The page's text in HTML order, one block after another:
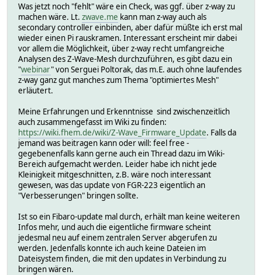
Was jetzt noch "fehlt" wäre ein Check, was ggf. über z-way zu
machen wäre. Lt. zwave.me kann man z-way auch als
secondary controller einbinden, aber dafür müßte ich erst mal
wieder einen Pi rauskramen. Interessant erscheint mir dabei
vor allem die Möglichkeit, über z-way recht umfangreiche
Analysen des Z-Wave-Mesh durchzuführen, es gibt dazu ein
"webinar" von Serguei Poltorak, das m.E. auch ohne laufendes
z-way ganz gut manches zum Thema "optimiertes Mesh"
erläutert.
Meine Erfahrungen und Erkenntnisse sind zwischenzeitlich
auch zusammengefasst im Wiki zu finden:
https://wiki.fhem.de/wiki/Z-Wave_Firmware_Update. Falls da
jemand was beitragen kann oder will: feel free -
gegebenenfalls kann gerne auch ein Thread dazu im Wiki-
Bereich aufgemacht werden. Leider habe ich nicht jede
Kleinigkeit mitgeschnitten, z.B. wäre noch interessant
gewesen, was das update von FGR-223 eigentlich an
"Verbesserungen" bringen sollte.
Ist so ein Fibaro-update mal durch, erhält man keine weiteren
Infos mehr, und auch die eigentliche firmware scheint
jedesmal neu auf einem zentralen Server abgerufen zu
werden. Jedenfalls konnte ich auch keine Dateien im
Dateisystem finden, die mit den updates in Verbindung zu
bringen wären.